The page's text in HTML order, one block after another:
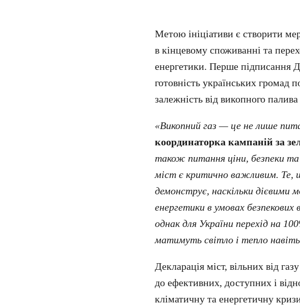
Метою ініціативи є створити
в кінцевому споживанні та
енергетики. Перше підписання
готовність українських громад
залежність від викопного
«Викопний газ — це не лише
координаторка кампаній за
також питання ціни, безпеки
міст є критично важливим. Те,
демонструє, наскільки дієвими
енергетики в умовах
однак для України перехід на
матимуть світло і тепло
Декларація міст, вільних від
до ефективних, доступних і
кліматичну та енергетичну